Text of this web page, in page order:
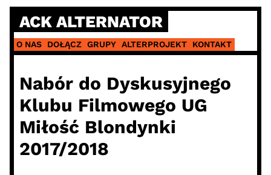
Skip
content
ACK ALTERNATOR
O NAS DOŁĄCZ GRUPY ALTERPROJEKT KONTAKT
Nabór do Dyskusyjnego
Klubu Filmowego UG
Miłość Blondynki
2017/2018